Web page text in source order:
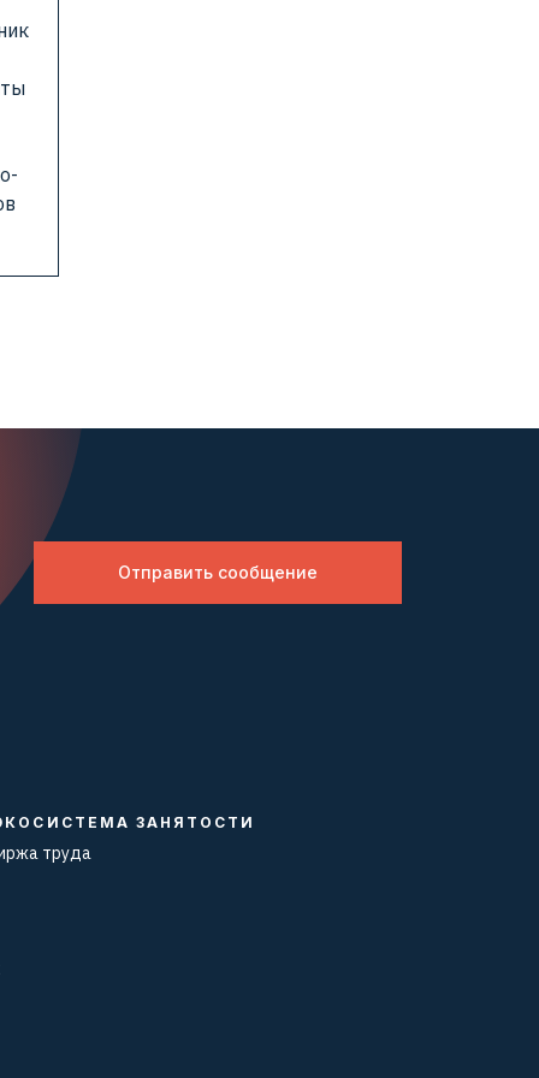
Отправить сообщение
ЗАНЯТОСТИ
труда